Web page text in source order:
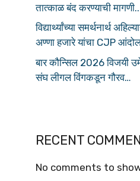
तात्काळ बंद करण्याची मागणी..
विद्यार्थ्यांच्या समर्थनार्थ
अण्णा हजारे यांचा CJP
बार कौन्सिल 2026 विजयी
संघ लीगल विंगकडून गौरव…
RECENT
No comments to